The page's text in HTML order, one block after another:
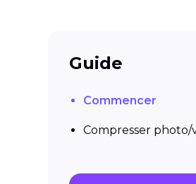
Guide
Commencer
Compresser photo/